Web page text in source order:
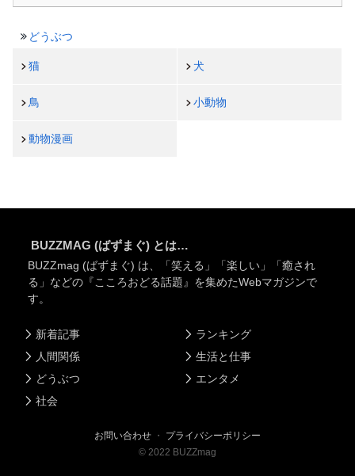
どうぶつ
猫 犬
鳥 小動物
動物漫画
BUZZMAG (ばずまぐ) とは…
BUZZmag (ばずまぐ) は、「笑える」「楽しい」「癒され
る」などの『こころおどる話題』を集めたWebマガジンで
す。
新着記事
人間関係
どうぶつ
社会
ランキング
生活と仕事
エンタメ
お問い合わせ ・ プライバシーポリシー
© 2022 BUZZmag